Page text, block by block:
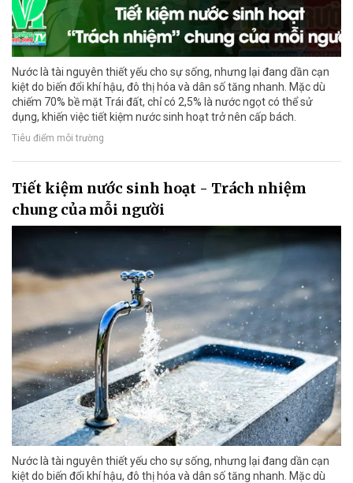
Nước là tài nguyên thiết yếu cho sự sống, nhưng lại đang dần cạn
kiệt do biến đổi khí hậu, đô thị hóa và dân số tăng nhanh. Mặc dù
chiếm 70% bề mặt Trái đất, chỉ có 2,5% là nước ngọt có thể sử
dụng, khiến việc tiết kiệm nước sinh hoạt trở nên cấp bách.
Tiêu điểm môi trường
Tiết kiệm nước sinh hoạt - Trách nhiệm
chung của mỗi người
Nước là tài nguyên thiết yếu cho sự sống, nhưng lại đang dần cạn
kiệt do biến đổi khí hậu, đô thị hóa và dân số tăng nhanh. Mặc dù